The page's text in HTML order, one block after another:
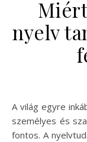
nyelv
A világ egyre inkább globalizálódik, és a nyelvek szerepe a
személyes és
fontos. A